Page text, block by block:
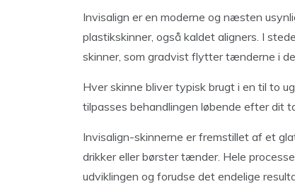
Invisalign er en moderne og næsten
plastikskinner, også kaldet aligners. I
skinner, som gradvist flytter tænderne i
Hver skinne bliver typisk brugt i en til to
tilpasses behandlingen løbende efter dit
Invisalign-skinnerne er fremstillet af et
drikker eller børster tænder. Hele
udviklingen og forudse det endelige